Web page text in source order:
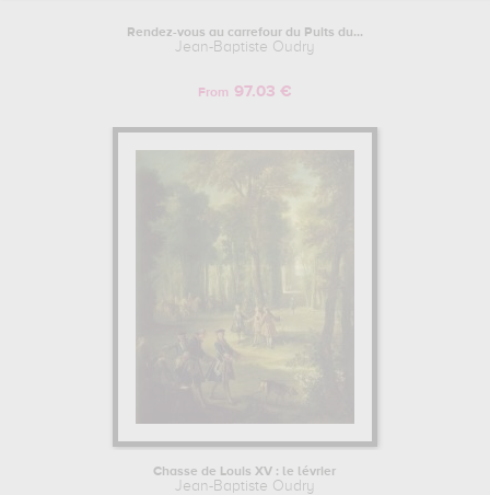
Rendez-vous au carrefour du Puits du...
Jean-Baptiste Oudry
From 97.03 €
Chasse de Louis XV : le lévrier
Jean-Baptiste Oudry